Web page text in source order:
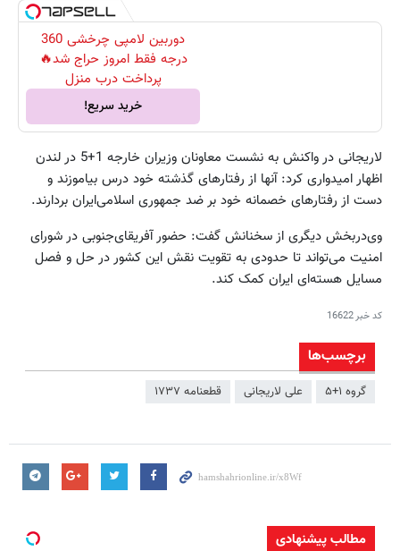
دوربین لامپی چرخشی 360
درجه فقط امروز حراج شد🔥
پرداخت درب منزل
خرید سریع!
لاریجانی در واکنش به نشست معاونان وزیران خارجه 1+5 در لندن
اظهار امیدواری کرد: آنها از رفتارهای گذشته خود درس بیاموزند و
دست از رفتارهای خصمانه خود بر ضد جمهوری‌ اسلامی‌ایران بردارند.
وی‌دربخش دیگری از سخنانش گفت: حضور آفریقای‌جنوبی در شورای
امنیت می‌تواند تا حدودی به تقویت نقش این کشور در حل و فصل
مسایل هسته‌ای ایران کمک کند.
کد خبر16622
برچسب‌ها
گروه ۱+۵ علی لاریجانی قطعنامه ۱۷۳۷
مطالب پیشنهادی